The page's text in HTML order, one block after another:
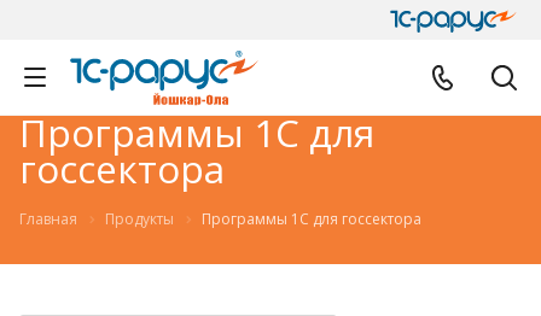
Программы 1С для
госсектора
Главная Продукты Программы 1С для госсектора